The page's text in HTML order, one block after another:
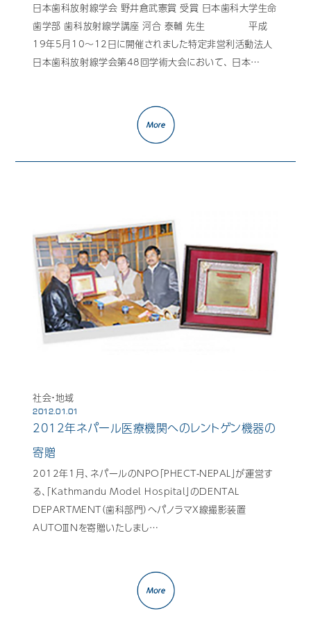
日本歯科放射線学会 野井倉武憲賞 受賞 日本歯科大学生命
歯学部 歯科放射線学講座 河合 泰輔 先生 平成
19年5月10～12日に開催されました特定非営利活動法人
日本歯科放射線学会第48回学術大会において、 日本…
社会・地域
2012.01.01
2012年ネパール医療機関へのレントゲン機器の
寄贈
2012年1月、ネパールのNPO「PHECT-NEPAL」が運営す
る、「Kathmandu Model Hospital」のDENTAL
DEPARTMENT（歯科部門）へパノラマX線撮影装置
AUTOⅢＮを寄贈いたしまし…